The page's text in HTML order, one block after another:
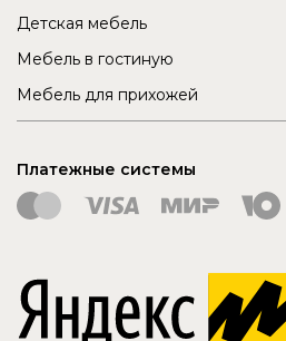
Детская мебель
Мебель в гостиную
Мебель для прихожей
Платежные системы